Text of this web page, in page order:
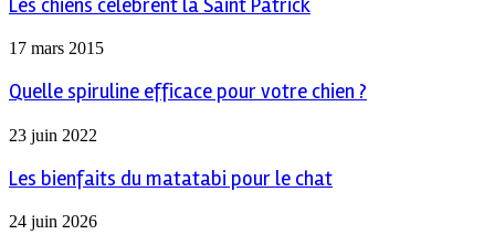
Les chiens célèbrent la Saint Patrick
17 mars 2015
Quelle spiruline efficace pour votre chien ?
23 juin 2022
Les bienfaits du matatabi pour le chat
24 juin 2026